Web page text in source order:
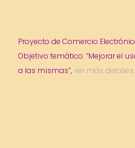
Proyecto de Comercio
Objetivo temático: “Mejorar el
a las mismas”,ver más detalles.